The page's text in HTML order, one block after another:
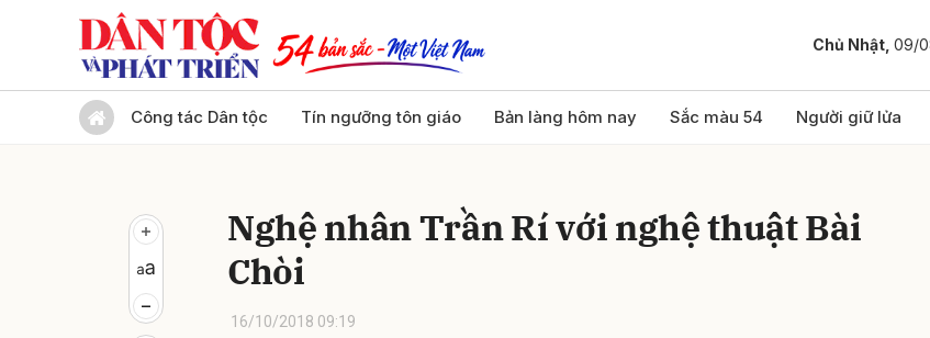
Chủ Nhật, 09/
Công tác Dân tộc Tín ngưỡng tôn giáo Bản làng hôm nay Sắc màu 54 Người giữ lửa
Nghệ nhân Trần Rí với nghệ thuật Bài
Chòi
16/10/2018 09:19
Gửi bình luận